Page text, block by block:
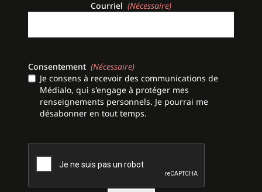
Courriel (Nécessaire)
Consentement (Nécessaire)
Je consens à recevoir des communications de
Médialo, qui s'engage à protéger mes
renseignements personnels. Je pourrai me
désabonner en tout temps.
CAPTCHA